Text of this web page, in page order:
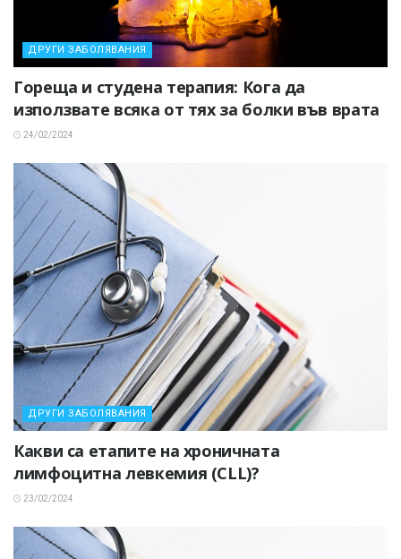
ДРУГИ ЗАБОЛЯВАНИЯ
Гореща и студена терапия: Кога да
използвате всяка от тях за болки във врата
24/02/2024
ДРУГИ ЗАБОЛЯВАНИЯ
Какви са етапите на хроничната
лимфоцитна левкемия (CLL)?
23/02/2024